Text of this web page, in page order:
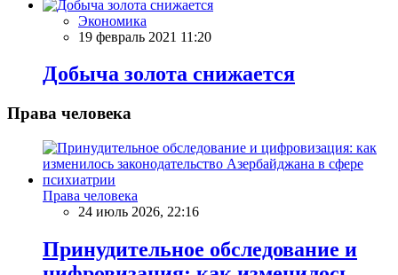
Экономика
19 февраль 2021 11:20
Добыча золота снижается
Права человека
Права человека
24 июль 2026, 22:16
Принудительное обследование и